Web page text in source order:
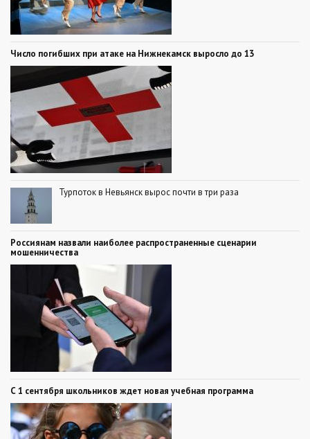
Число погибших при атаке на Нижнекамск выросло до 13
Турпоток в Невьянск вырос почти в три раза
Россиянам назвали наиболее распространенные сценарии
мошенничества
С 1 сентября школьников ждет новая учебная программа